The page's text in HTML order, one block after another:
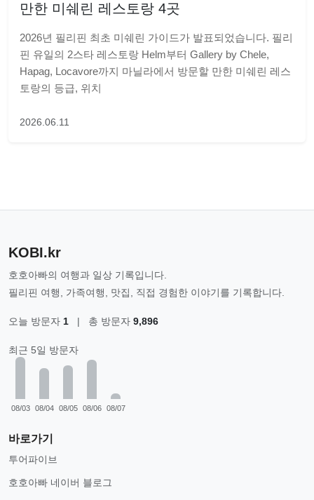
만한 미쉐린 레스토랑 4곳
2026년 필리핀 최초 미쉐린 가이드가 발표되었습니다. 필리
핀 유일의 2스타 레스토랑 Helm부터 Gallery by Chele,
Hapag, Locavore까지 마닐라에서 방문할 만한 미쉐린 레스
토랑의 등급, 위치
2026.06.11
KOBI.kr
호호아빠의 여행과 일상 기록입니다.
필리핀 여행, 가족여행, 맛집, 직접 경험한 이야기를 기록합니다.
오늘 방문자 1 | 총 방문자 9,896
최근 5일 방문자
08/03 08/04 08/05 08/06 08/07
바로가기
투어파이브
호호아빠 네이버 블로그